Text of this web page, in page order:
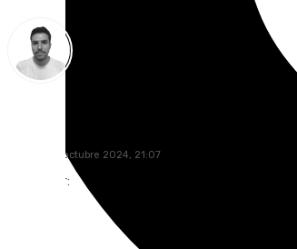
martes, 22 octubre 2024, 21:07
Compartir: